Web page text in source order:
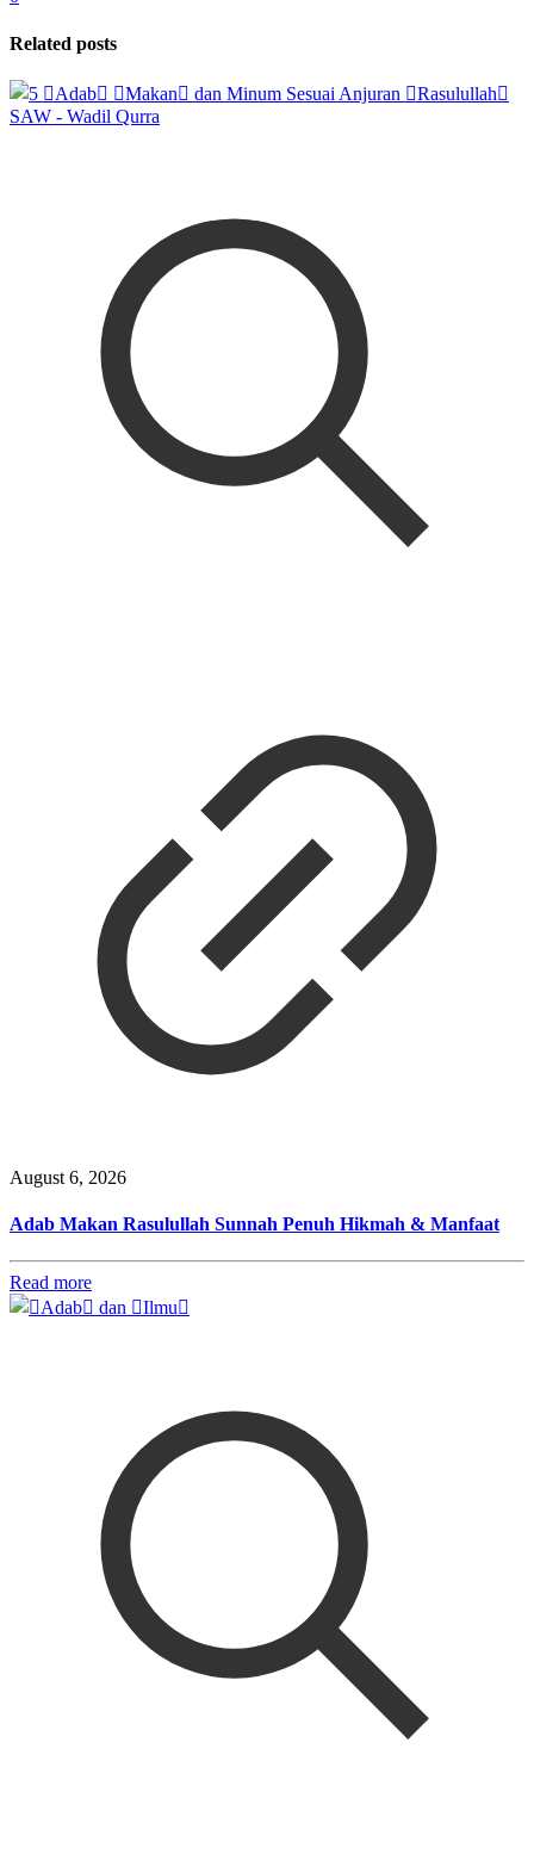
Related posts
August 6, 2026
Adab Makan Rasulullah Sunnah Penuh Hikmah & Manfaat
Read more